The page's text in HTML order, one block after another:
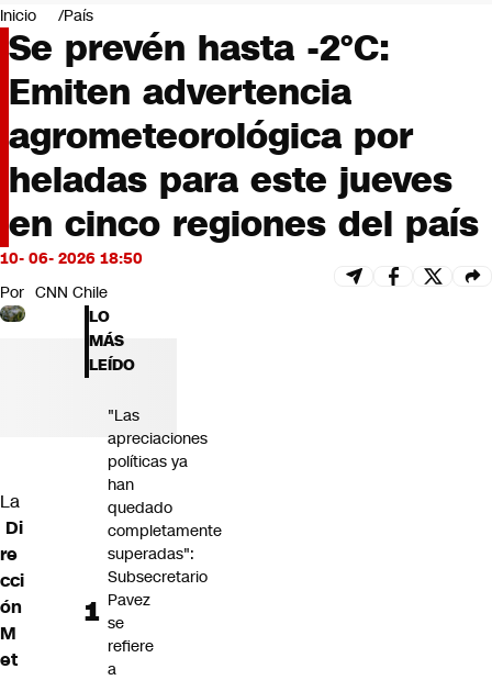
Negocios
Deportes
Programas completos
Cultura
Servicios
Bits
CNN Data
CNN tiempo
Futuro 360
Opinión
Inicio País
Se prevén hasta -2°C:
Emiten advertencia
agrometeorológica por
heladas para este jueves
en cinco regiones del país
10- 06- 2026 18:50
Por CNN Chile
La
Di
re
cci
ón
M
et
LO
MÁS
LEÍDO
"Las
apreciaciones
políticas ya
han
quedado
completamente
superadas":
Subsecretario
Pavez
se
refiere
a